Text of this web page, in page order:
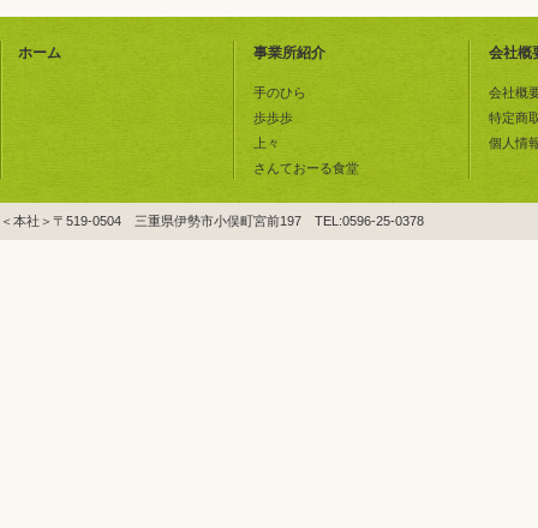
ホーム 事業所紹介
手のひら
歩歩歩
上々
さんておーる食堂
会社概
会社概
特定商
個人情
＜本社＞〒519-0504 三重県伊勢市小俣町宮前197 TEL:0596-25-0378